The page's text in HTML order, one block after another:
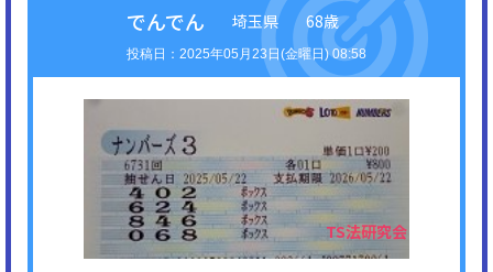
でんでん
埼玉県 68歳
2025年05月23日(金曜日) 08:58